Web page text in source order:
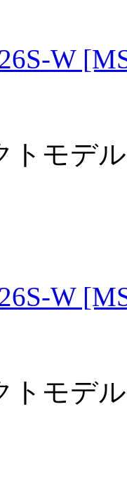
W
トモデル
W
トモデル